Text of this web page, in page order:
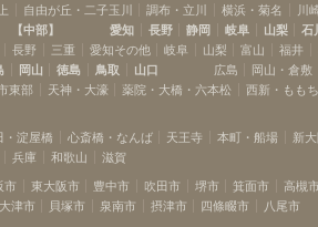
々が共に暮らすシェアハウス
フシーン（＝カラー）をイメ
ーミングされたものです。ち
（コローレ）」
イタリア語で、イタリアとの
ておられるオーナーさまの思
自由が丘・二子玉川 調布・立川 横浜・菊名 川
【中部】 愛知 長野 静岡 岐阜 山梨 石
長野 三重 愛知その他 岐阜 山梨 富山 福井
岡山 徳島 鳥取 山口 広島 岡山・倉敷
東部
天神・大濠 薬院・大橋・六本松 西新・ももち
・淀屋橋 心斎橋・なんば 天王寺 本町・船場 新
兵庫 和歌山 滋賀
市 東大阪市 豊中市 吹田市 堺市 箕面市 高槻市
津市 貝塚市 泉南市 摂津市 四條畷市 八尾市